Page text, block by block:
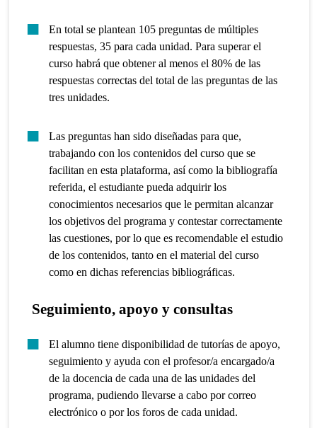
En total se plantean 105 preguntas de múltiples
respuestas, 35 para cada unidad. Para superar el
curso habrá que obtener al menos el 80% de las
respuestas correctas del total de las preguntas de las
tres unidades.
Las preguntas han sido diseñadas para que,
trabajando con los contenidos del curso que se
facilitan en esta plataforma, así como la bibliografía
referida, el estudiante pueda adquirir los
conocimientos necesarios que le permitan alcanzar
los objetivos del programa y contestar correctamente
las cuestiones, por lo que es recomendable el estudio
de los contenidos, tanto en el material del curso
como en dichas referencias bibliográficas.
Seguimiento, apoyo y consultas
El alumno tiene disponibilidad de tutorías de apoyo,
seguimiento y ayuda con el profesor/a encargado/a
de la docencia de cada una de las unidades del
programa, pudiendo llevarse a cabo por correo
electrónico o por los foros de cada unidad.